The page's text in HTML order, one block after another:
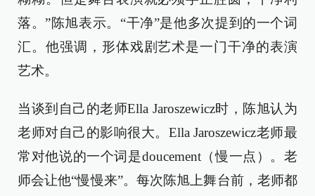
落。”陈旭表示。“干净”是他多次提到的一个词
汇。他强调，形体戏剧艺术是一门干净的表演
艺术。
当谈到自己的老师Ella Jaroszewicz时，陈旭认为
老师对自己的影响很大。Ella Jaroszewicz老师最
常对他说的一个词是doucement（慢一点）。老
师会让他“慢慢来”。每次陈旭上舞台前，老师都